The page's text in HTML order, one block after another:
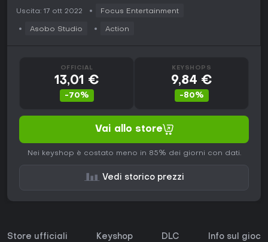
Uscita: 17 ott 2022 Focus Entertainment
Asobo Studio Action
OFFICIAL
13,01 €
-70%
KEYSHOPS
9,84 €
-80%
Vai allo store
Nei keyshop è costato meno in 85% dei giorni con dati.
Vedi storico prezzi
Store ufficiali Keyshop DLC Info sul gioco